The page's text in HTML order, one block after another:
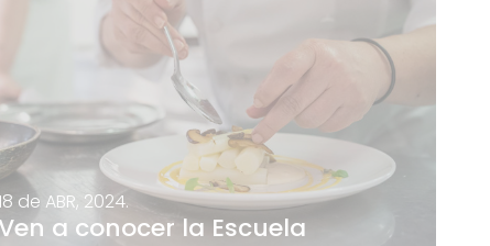
de ABR, 2024.
a conocer la Escuela